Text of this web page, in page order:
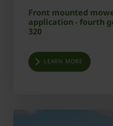
Front mounted
application - fourth
320
LEARN MORE